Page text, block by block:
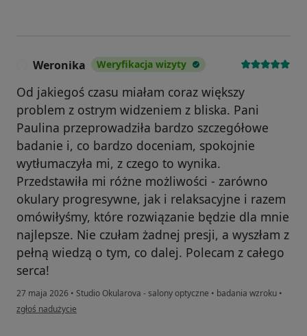
Weronika Weryfikacja wizyty
Od jakiegoś czasu miałam coraz większy
problem z ostrym widzeniem z bliska. Pani
Paulina przeprowadziła bardzo szczegółowe
badanie i, co bardzo doceniam, spokojnie
wytłumaczyła mi, z czego to wynika.
Przedstawiła mi różne możliwości - zarówno
okulary progresywne, jak i relaksacyjne i razem
omówiłyśmy, które rozwiązanie będzie dla mnie
najlepsze. Nie czułam żadnej presji, a wyszłam z
pełną wiedzą o tym, co dalej. Polecam z całego
serca!
27 maja 2026 • Studio Okularova - salony optyczne • badania wzroku •
w opinii użytkownika Weronika
zgłoś nadużycie